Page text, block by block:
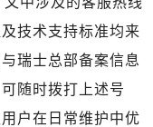
技术支持标准均来
瑞士总部备案信息
随时拨打上述号
户在日常维护中优